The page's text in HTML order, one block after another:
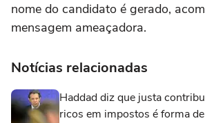
nome do candidato é gerado,
mensagem ameaçadora.
Notícias relacionadas
Haddad diz que justa
ricos em impostos é forma